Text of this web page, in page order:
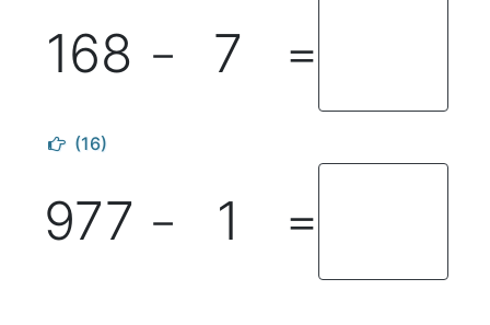
168 － 7 ＝
(16)
977 － 1 ＝